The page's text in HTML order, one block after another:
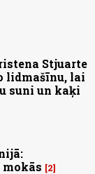
Stjuarte
lidmašīnu, lai
suni un kaķi
2